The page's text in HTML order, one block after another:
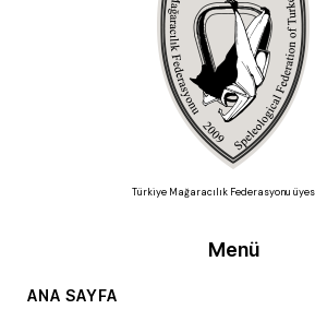
Türkiye Mağaracılık Federasyonu
Menü
ANA SAYFA